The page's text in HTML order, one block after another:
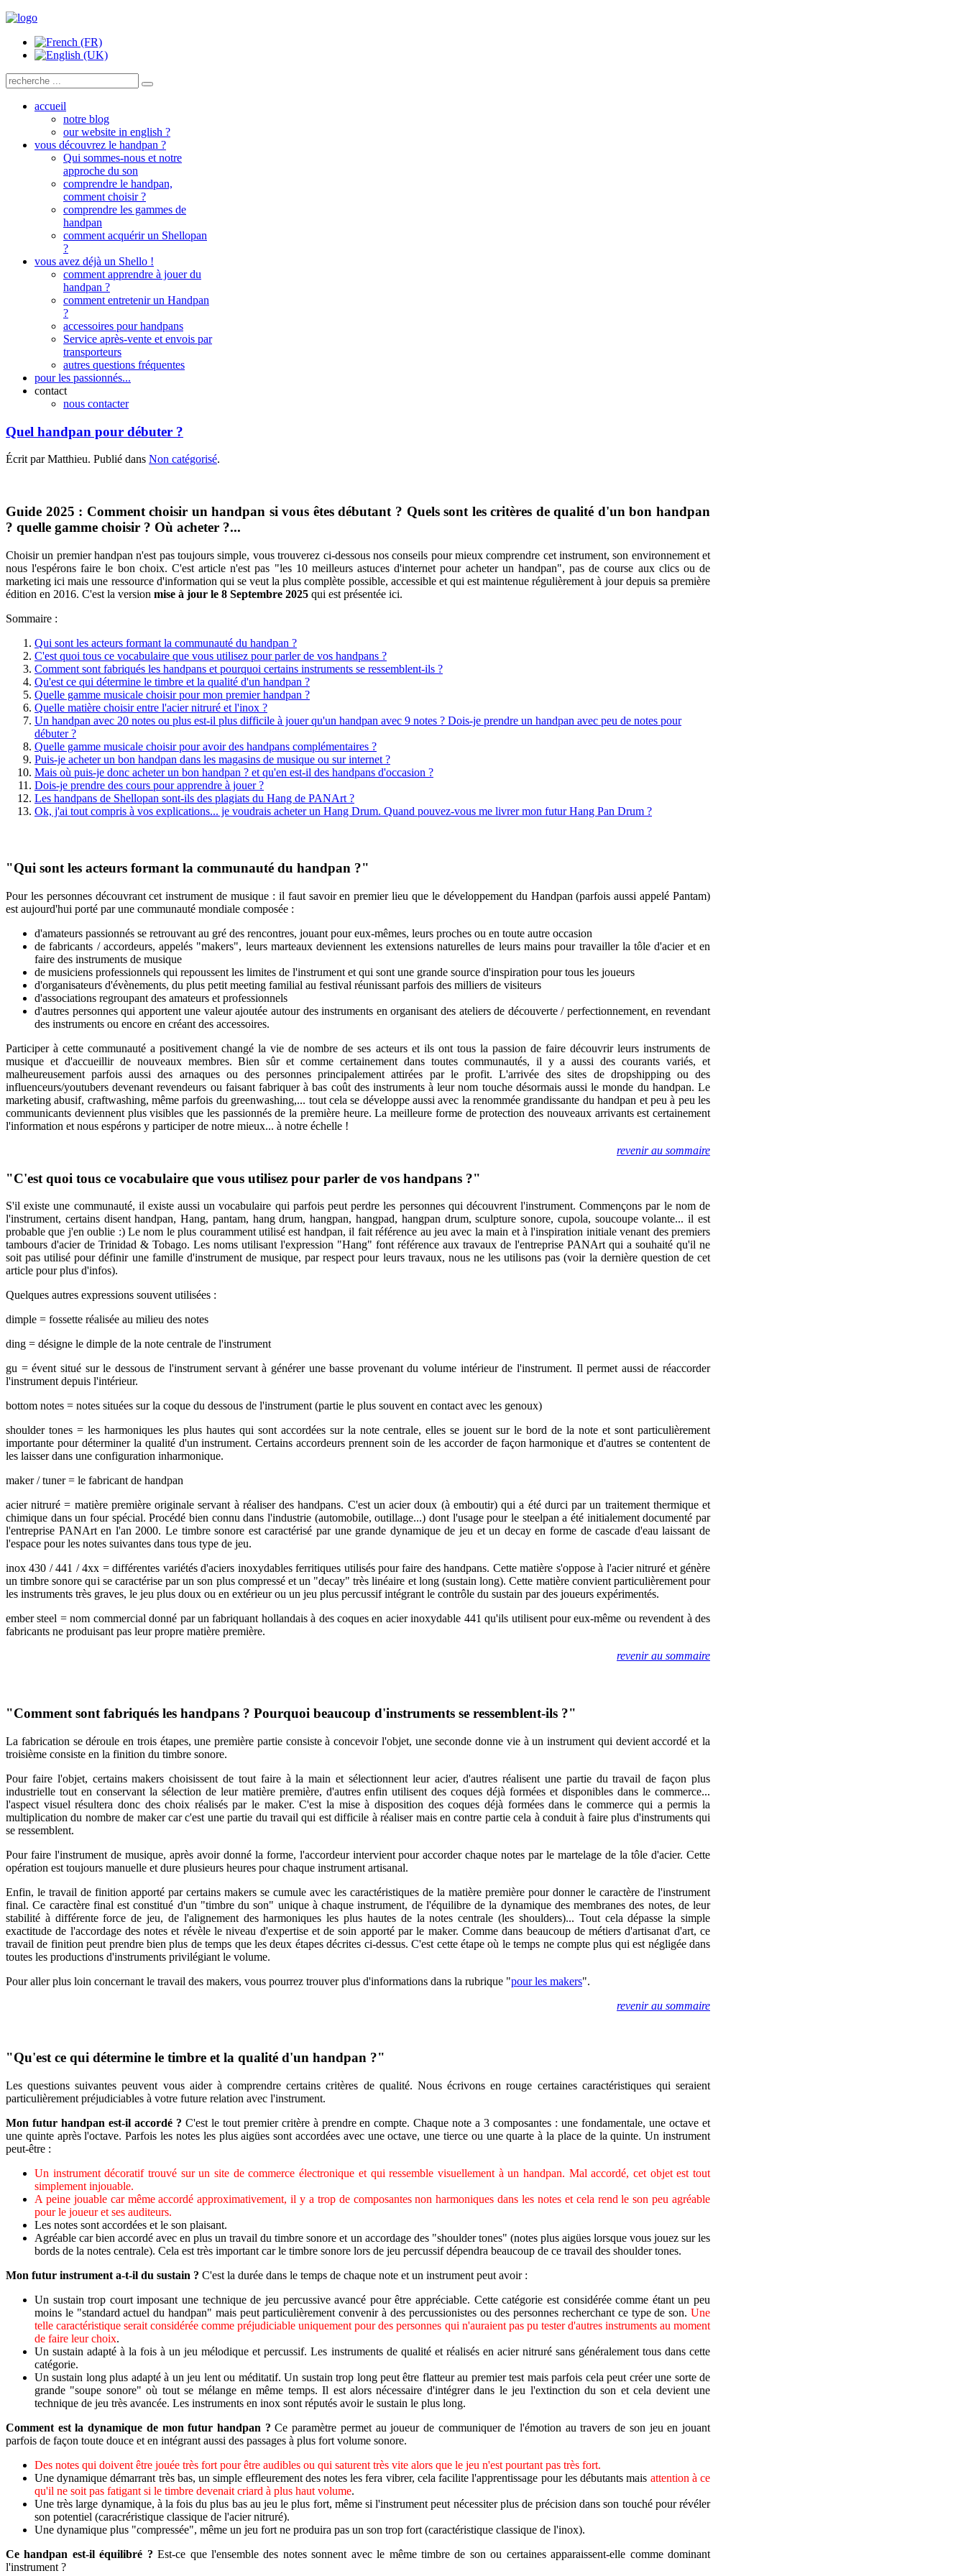
accueil
notre blog
our website in english ?
vous découvrez le handpan ?
Qui sommes-nous et notre
approche du son
comprendre le handpan,
comment choisir ?
comprendre les gammes de
handpan
comment acquérir un Shellopan
?
vous avez déjà un Shello !
comment apprendre à jouer du
handpan ?
comment entretenir un Handpan
?
accessoires pour handpans
Service après-vente et envois par
transporteurs
autres questions fréquentes
pour les passionnés...
contact
nous contacter
Quel handpan pour débuter ?
Écrit par Matthieu. Publié dans Non catégorisé.
Guide 2025 : Comment choisir un handpan si vous êtes débutant ? Quels sont les critères de qualité d'un bon handpan
? quelle gamme choisir ? Où acheter ?...
Choisir un premier handpan n'est pas toujours simple, vous trouverez ci-dessous nos conseils pour mieux comprendre cet instrument, son environnement et
nous l'espérons faire le bon choix. C'est article n'est pas "les 10 meilleurs astuces d'internet pour acheter un handpan", pas de course aux clics ou de
marketing ici mais une ressource d'information qui se veut la plus complète possible, accessible et qui est maintenue régulièrement à jour depuis sa première
édition en 2016. C'est la version mise à jour le 8 Septembre 2025 qui est présentée ici.
Sommaire :
Qui sont les acteurs formant la communauté du handpan ?
C'est quoi tous ce vocabulaire que vous utilisez pour parler de vos handpans ?
Comment sont fabriqués les handpans et pourquoi certains instruments se ressemblent-ils ?
Qu'est ce qui détermine le timbre et la qualité d'un handpan ?
Quelle gamme musicale choisir pour mon premier handpan ?
Quelle matière choisir entre l'acier nitruré et l'inox ?
Un handpan avec 20 notes ou plus est-il plus difficile à jouer qu'un handpan avec 9 notes ? Dois-je prendre un handpan avec peu de notes pour
débuter ?
Quelle gamme musicale choisir pour avoir des handpans complémentaires ?
Puis-je acheter un bon handpan dans les magasins de musique ou sur internet ?
Mais où puis-je donc acheter un bon handpan ? et qu'en est-il des handpans d'occasion ?
Dois-je prendre des cours pour apprendre à jouer ?
Les handpans de Shellopan sont-ils des plagiats du Hang de PANArt ?
Ok, j'ai tout compris à vos explications... je voudrais acheter un Hang Drum. Quand pouvez-vous me livrer mon futur Hang Pan Drum ?
"Qui sont les acteurs formant la communauté du handpan ?"
Pour les personnes découvrant cet instrument de musique : il faut savoir en premier lieu que le développement du Handpan (parfois aussi appelé Pantam)
est aujourd'hui porté par une communauté mondiale composée :
d'amateurs passionnés se retrouvant au gré des rencontres, jouant pour eux-mêmes, leurs proches ou en toute autre occasion
de fabricants / accordeurs, appelés "makers", leurs marteaux deviennent les extensions naturelles de leurs mains pour travailler la tôle d'acier et en
faire des instruments de musique
de musiciens professionnels qui repoussent les limites de l'instrument et qui sont une grande source d'inspiration pour tous les joueurs
d'organisateurs d'évènements, du plus petit meeting familial au festival réunissant parfois des milliers de visiteurs
d'associations regroupant des amateurs et professionnels
d'autres personnes qui apportent une valeur ajoutée autour des instruments en organisant des ateliers de découverte / perfectionnement, en revendant
des instruments ou encore en créant des accessoires.
Participer à cette communauté a positivement changé la vie de nombre de ses acteurs et ils ont tous la passion de faire découvrir leurs instruments de
musique et d'accueillir de nouveaux membres. Bien sûr et comme certainement dans toutes communautés, il y a aussi des courants variés, et
malheureusement parfois aussi des arnaques ou des personnes principalement attirées par le profit. L'arrivée des sites de dropshipping ou des
influenceurs/youtubers devenant revendeurs ou faisant fabriquer à bas coût des instruments à leur nom touche désormais aussi le monde du handpan. Le
marketing abusif, craftwashing, même parfois du greenwashing,... tout cela se développe aussi avec la renommée grandissante du handpan et peu à peu les
communicants deviennent plus visibles que les passionnés de la première heure. La meilleure forme de protection des nouveaux arrivants est certainement
l'information et nous espérons y participer de notre mieux... à notre échelle !
revenir au sommaire
"C'est quoi tous ce vocabulaire que vous utilisez pour parler de vos handpans ?"
S'il existe une communauté, il existe aussi un vocabulaire qui parfois peut perdre les personnes qui découvrent l'instrument. Commençons par le nom de
l'instrument, certains disent handpan, Hang, pantam, hang drum, hangpan, hangpad, hangpan drum, sculpture sonore, cupola, soucoupe volante... il est
probable que j'en oublie :) Le nom le plus couramment utilisé est handpan, il fait référence au jeu avec la main et à l'inspiration initiale venant des premiers
tambours d'acier de Trinidad & Tobago. Les noms utilisant l'expression "Hang" font référence aux travaux de l'entreprise PANArt qui a souhaité qu'il ne
soit pas utilisé pour définir une famille d'instrument de musique, par respect pour leurs travaux, nous ne les utilisons pas (voir la dernière question de cet
article pour plus d'infos).
Quelques autres expressions souvent utilisées :
dimple = fossette réalisée au milieu des notes
ding = désigne le dimple de la note centrale de l'instrument
gu = évent situé sur le dessous de l'instrument servant à générer une basse provenant du volume intérieur de l'instrument. Il permet aussi de réaccorder
l'instrument depuis l'intérieur.
bottom notes = notes situées sur la coque du dessous de l'instrument (partie le plus souvent en contact avec les genoux)
shoulder tones = les harmoniques les plus hautes qui sont accordées sur la note centrale, elles se jouent sur le bord de la note et sont particulièrement
importante pour déterminer la qualité d'un instrument. Certains accordeurs prennent soin de les accorder de façon harmonique et d'autres se contentent de
les laisser dans une configuration inharmonique.
maker / tuner = le fabricant de handpan
acier nitruré = matière première originale servant à réaliser des handpans. C'est un acier doux (à emboutir) qui a été durci par un traitement thermique et
chimique dans un four spécial. Procédé bien connu dans l'industrie (automobile, outillage...) dont l'usage pour le steelpan a été initialement documenté par
l'entreprise PANArt en l'an 2000. Le timbre sonore est caractérisé par une grande dynamique de jeu et un decay en forme de cascade d'eau laissant de
l'espace pour les notes suivantes dans tous type de jeu.
inox 430 / 441 / 4xx = différentes variétés d'aciers inoxydables ferritiques utilisés pour faire des handpans. Cette matière s'oppose à l'acier nitruré et génère
un timbre sonore qui se caractérise par un son plus compressé et un "decay" très linéaire et long (sustain long). Cette matière convient particulièrement pour
les instruments très graves, le jeu plus doux ou en extérieur ou un jeu plus percussif intégrant le contrôle du sustain par des joueurs expérimentés.
ember steel = nom commercial donné par un fabriquant hollandais à des coques en acier inoxydable 441 qu'ils utilisent pour eux-même ou revendent à des
fabricants ne produisant pas leur propre matière première.
revenir au sommaire
"Comment sont fabriqués les handpans ? Pourquoi beaucoup d'instruments se ressemblent-ils ?"
La fabrication se déroule en trois étapes, une première partie consiste à concevoir l'objet, une seconde donne vie à un instrument qui devient accordé et la
troisième consiste en la finition du timbre sonore.
Pour faire l'objet, certains makers choisissent de tout faire à la main et sélectionnent leur acier, d'autres réalisent une partie du travail de façon plus
industrielle tout en conservant la sélection de leur matière première, d'autres enfin utilisent des coques déjà formées et disponibles dans le commerce...
l'aspect visuel résultera donc des choix réalisés par le maker. C'est la mise à disposition des coques déjà formées dans le commerce qui a permis la
multiplication du nombre de maker car c'est une partie du travail qui est difficile à réaliser mais en contre partie cela à conduit à faire plus d'instruments qui
se ressemblent.
Pour faire l'instrument de musique, après avoir donné la forme, l'accordeur intervient pour accorder chaque notes par le martelage de la tôle d'acier. Cette
opération est toujours manuelle et dure plusieurs heures pour chaque instrument artisanal.
Enfin, le travail de finition apporté par certains makers se cumule avec les caractéristiques de la matière première pour donner le caractère de l'instrument
final. Ce caractère final est constitué d'un "timbre du son" unique à chaque instrument, de l'équilibre de la dynamique des membranes des notes, de leur
stabilité à différente force de jeu, de l'alignement des harmoniques les plus hautes de la notes centrale (les shoulders)... Tout cela dépasse la simple
exactitude de l'accordage des notes et révèle le niveau d'expertise et de soin apporté par le maker. Comme dans beaucoup de métiers d'artisanat d'art, ce
travail de finition peut prendre bien plus de temps que les deux étapes décrites ci-dessus. C'est cette étape où le temps ne compte plus qui est négligée dans
toutes les productions d'instruments privilégiant le volume.
Pour aller plus loin concernant le travail des makers, vous pourrez trouver plus d'informations dans la rubrique "pour les makers".
revenir au sommaire
"Qu'est ce qui détermine le timbre et la qualité d'un handpan ?"
Les questions suivantes peuvent vous aider à comprendre certains critères de qualité. Nous écrivons en rouge certaines caractéristiques qui seraient
particulièrement préjudiciables à votre future relation avec l'instrument.
Mon futur handpan est-il accordé ? C'est le tout premier critère à prendre en compte. Chaque note a 3 composantes : une fondamentale, une octave et
une quinte après l'octave. Parfois les notes les plus aigües sont accordées avec une octave, une tierce ou une quarte à la place de la quinte. Un instrument
peut-être :
Un instrument décoratif trouvé sur un site de commerce électronique et qui ressemble visuellement à un handpan. Mal accordé, cet objet est tout
simplement injouable.
A peine jouable car même accordé approximativement, il y a trop de composantes non harmoniques dans les notes et cela rend le son peu agréable
pour le joueur et ses auditeurs.
Les notes sont accordées et le son plaisant.
Agréable car bien accordé avec en plus un travail du timbre sonore et un accordage des "shoulder tones" (notes plus aigües lorsque vous jouez sur les
bords de la notes centrale). Cela est très important car le timbre sonore lors de jeu percussif dépendra beaucoup de ce travail des shoulder tones.
Mon futur instrument a-t-il du sustain ? C'est la durée dans le temps de chaque note et un instrument peut avoir :
Un sustain trop court imposant une technique de jeu percussive avancé pour être appréciable. Cette catégorie est considérée comme étant un peu
moins le "standard actuel du handpan" mais peut particulièrement convenir à des percussionistes ou des personnes recherchant ce type de son. Une
telle caractéristique serait considérée comme préjudiciable uniquement pour des personnes qui n'auraient pas pu tester d'autres instruments au moment
de faire leur choix.
Un sustain adapté à la fois à un jeu mélodique et percussif. Les instruments de qualité et réalisés en acier nitruré sans généralement tous dans cette
catégorie.
Un sustain long plus adapté à un jeu lent ou méditatif. Un sustain trop long peut être flatteur au premier test mais parfois cela peut créer une sorte de
grande "soupe sonore" où tout se mélange en même temps. Il est alors nécessaire d'intégrer dans le jeu l'extinction du son et cela devient une
technique de jeu très avancée. Les instruments en inox sont réputés avoir le sustain le plus long.
Comment est la dynamique de mon futur handpan ? Ce paramètre permet au joueur de communiquer de l'émotion au travers de son jeu en jouant
parfois de façon toute douce et en intégrant aussi des passages à plus fort volume sonore.
Des notes qui doivent être jouée très fort pour être audibles ou qui saturent très vite alors que le jeu n'est pourtant pas très fort.
Une dynamique démarrant très bas, un simple effleurement des notes les fera vibrer, cela facilite l'apprentissage pour les débutants mais attention à ce
qu'il ne soit pas fatigant si le timbre devenait criard à plus haut volume.
Une très large dynamique, à la fois du plus bas au jeu le plus fort, même si l'instrument peut nécessiter plus de précision dans son touché pour révéler
son potentiel (caracréristique classique de l'acier nitruré).
Une dynamique plus "compressée", même un jeu fort ne produira pas un son trop fort (caractéristique classique de l'inox).
Ce handpan est-il équilibré ? Est-ce que l'ensemble des notes sonnent avec le même timbre de son ou certaines apparaissent-elle comme dominant
l'instrument ?